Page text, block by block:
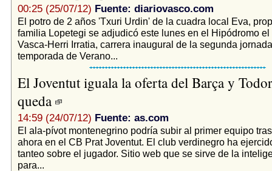
00:25 (25/07/12) Fuente: diariovasco.com
El potro de 2 años 'Txuri Urdin' de la cuadra local Eva,
familia Lopetegi se adjudicó este lunes en el Hipódromo el
Vasca-Herri Irratia, carrera inaugural de la segunda
temporada de Verano...
El Joventut iguala la oferta del Barça y
queda
14:59 (24/07/12) Fuente: as.com
El ala-pívot montenegrino podría subir al primer equipo
ahora en el CB Prat Joventut. El club verdinegro ha
tanteo sobre el jugador. Sitio web que se sirve de la
para...